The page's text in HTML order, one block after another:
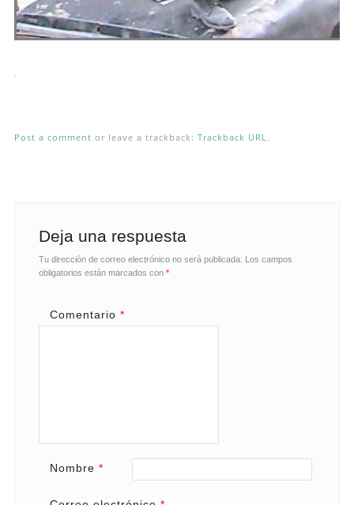
.
Post a comment or leave a trackback: Trackback URL.
Deja una respuesta
Tu dirección de correo electrónico no será publicada. Los campos
obligatorios están marcados con *
Comentario *
Nombre *